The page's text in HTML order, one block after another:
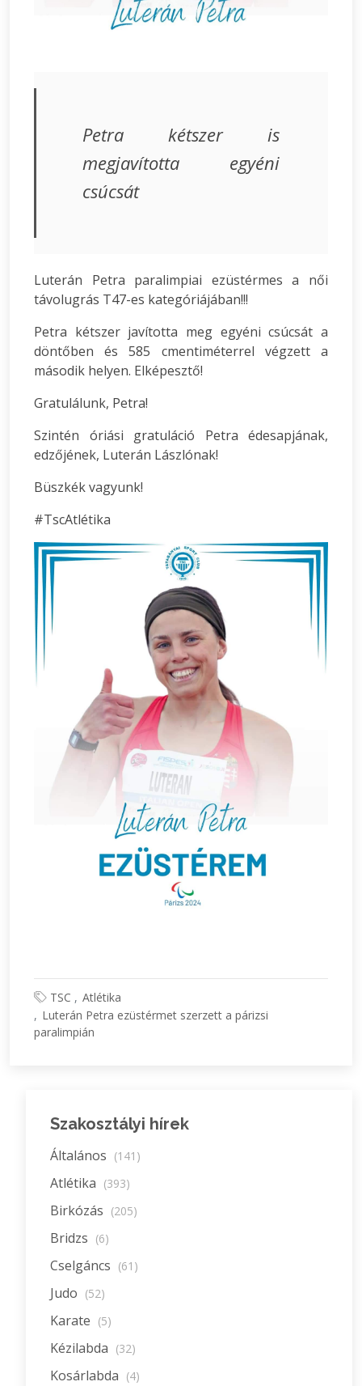
Petra kétszer is
megjavította egyéni
csúcsát
Luterán Petra paralimpiai ezüstérmes a női
távolugrás T47-es kategóriájában!!!
Petra kétszer javította meg egyéni csúcsát a
döntőben és 585 cmentiméterrel végzett a
második helyen. Elképesztő!
Gratulálunk, Petra!
Szintén óriási gratuláció Petra édesapjának,
edzőjének, Luterán Lászlónak!
Büszkék vagyunk!
#TscAtlétika
TSC
Atlétika
Luterán Petra ezüstérmet szerzett a párizsi
paralimpián
Szakosztályi hírek
Általános (141)
Atlétika (393)
Birkózás (205)
Bridzs (6)
Cselgáncs (61)
Judo (52)
Karate (5)
Kézilabda (32)
Kosárlabda (4)